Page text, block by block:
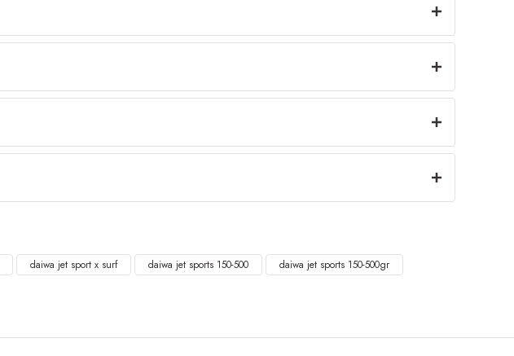
daiwa jet sport x surf daiwa jet sports 150-500 daiwa jet sports 150-500gr